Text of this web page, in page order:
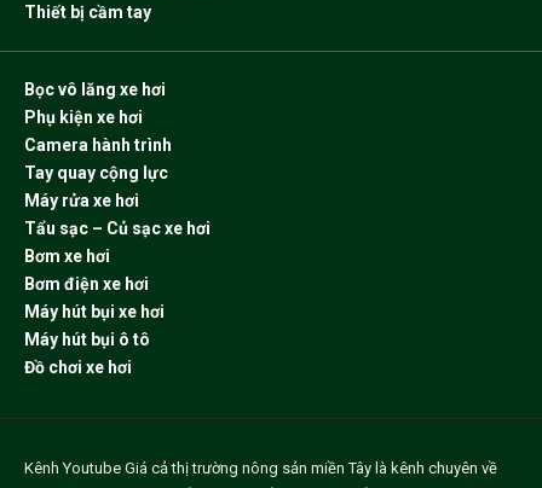
Thiết bị cầm tay
Bọc vô lăng xe hơi
Phụ kiện xe hơi
Camera hành trình
Tay quay cộng lực
Máy rửa xe hơi
Tẩu sạc – Củ sạc xe hơi
Bơm xe hơi
Bơm điện xe hơi
Máy hút bụi xe hơi
Máy hút bụi ô tô
Đồ chơi xe hơi
Kênh Youtube Giá cả thị trường nông sản miền Tây là kênh chuyên về